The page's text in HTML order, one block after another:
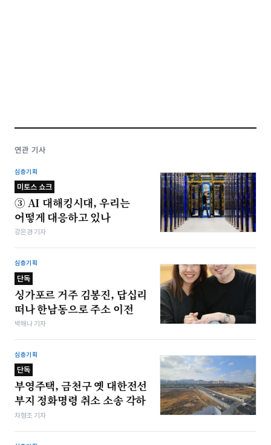
연관 기사
심층기획
미토스 쇼크
③ AI 대해킹시대, 우리는
어떻게 대응하고 있나
강은경 기자
심층기획
단독
싱가포르 거주 김봉진, 답십리
떠나 한남동으로 주소 이전
박해나 기자
심층기획
단독
부영주택, 금천구 옛 대한전선
부지 정화명령 취소 소송 각하
차형조 기자